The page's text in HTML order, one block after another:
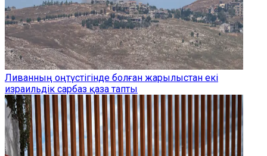
Ливанның оңтүстігінде болған жарылыстан екі
израильдік сарбаз қаза тапты